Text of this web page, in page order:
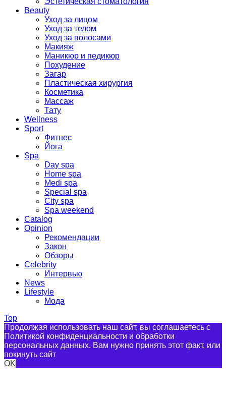
Beauty
Уход за лицом
Уход за телом
Уход за волосами
Макияж
Маникюр и педикюр
Похудение
Загар
Пластическая хирургия
Косметика
Массаж
Тату
Wellness
Sport
Фитнес
Йога
Spa
Day spa
Home spa
Medi spa
Special spa
City spa
Spa weekend
Catalog
Opinion
Рекомендации
Закон
Обзоры
Celebrity
Интервью
News
Lifestyle
Мода
Top
Продолжая использовать наш сайт, вы соглашаетесь с
Политикой конфиденциальности и обработки
персональных данных. Вам нужно принять этот факт, или
покинуть сайт
OK